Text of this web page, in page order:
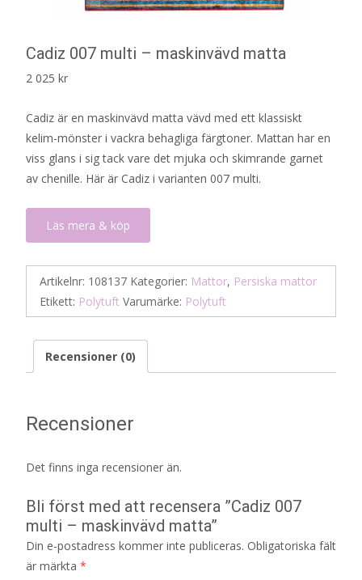
Cadiz 007 multi – maskinvävd matta
2 025 kr
Cadiz är en maskinvävd matta vävd med ett klassiskt
kelim-mönster i vackra behagliga färgtoner. Mattan har en
viss glans i sig tack vare det mjuka och skimrande garnet
av chenille. Här är Cadiz i varianten 007 multi.
Läs mera & köp
Artikelnr: 108137 Kategorier: Mattor, Persiska mattor
Etikett: Polytuft Varumärke: Polytuft
Recensioner (0)
Recensioner
Det finns inga recensioner än.
Bli först med att recensera ”Cadiz 007
multi – maskinvävd matta”
Din e-postadress kommer inte publiceras. Obligatoriska fält
är märkta *